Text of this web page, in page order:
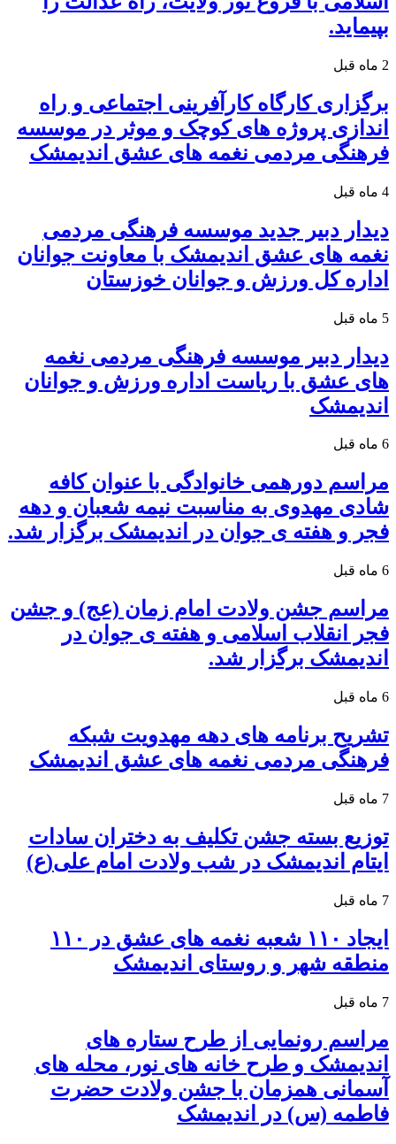
بپیماید.
2 ماه قبل
برگزاری کارگاه کارآفرینی اجتماعی و راه
اندازی پروژه های کوچک و موثر در موسسه
فرهنگی مردمی نغمه های عشق اندیمشک
4 ماه قبل
دیدار دبیر جدید موسسه فرهنگی مردمی
نغمه های عشق اندیمشک با معاونت جوانان
اداره کل ورزش و جوانان خوزستان
5 ماه قبل
دیدار دبیر موسسه فرهنگی مردمی نغمه
های عشق با ریاست اداره ورزش و جوانان
اندیمشک
6 ماه قبل
مراسم دورهمی خانوادگی با عنوان کافه
شادی مهدوی به مناسبت نیمه شعبان و دهه
فجر و هفته ی جوان در اندیمشک برگزار شد.
6 ماه قبل
مراسم جشن ولادت امام زمان (عج) و جشن
فجر انقلاب اسلامی و هفته ی جوان در
اندیمشک برگزار شد.
6 ماه قبل
تشریح برنامه های دهه مهدویت شبکه
فرهنگی مردمی نغمه های عشق اندیمشک
7 ماه قبل
توزیع بسته جشن تکلیف به دختران سادات
ایتام اندیمشک در شب ولادت امام علی(ع)
7 ماه قبل
ایجاد ۱۱۰ شعبه نغمه های عشق در ۱۱۰
منطقه شهر و روستای اندیمشک
7 ماه قبل
مراسم رونمایی از طرح ستاره های
اندیمشک و طرح خانه های نور، محله های
آسمانی همزمان با جشن ولادت حضرت
فاطمه (س) در اندیمشک